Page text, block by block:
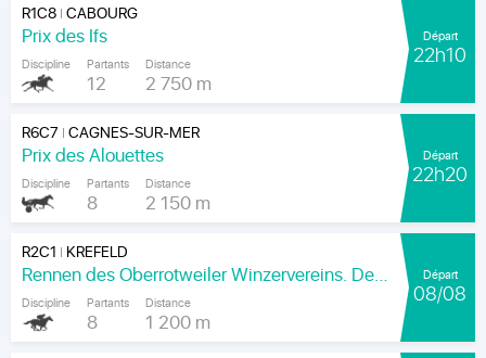
R1C8|CABOURG
Prix des Ifs
Discipline Partants
12
Distance
2 750 m
Départ
22h10
R6C7 |CAGNES-SUR-MER
Prix des Alouettes
Discipline Partants
8
Distance
2 150 m
Départ
22h20
R2C1 | KREFELD
Rennen des Oberrotweiler Winzervereins. Der Klassiker Am Kaiser.
Discipline Partants
8
Distance
1 200 m
Départ
08/08